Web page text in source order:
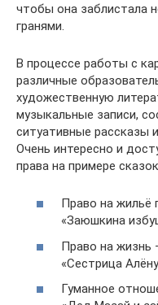
чтобы она заблистала
гранями.
В процессе работы с
различные
художественную
музыкальные записи,
ситуативные рассказы
Очень интересно и
права на примере
Право на жильё
«Заюшкина
Право на жизнь
«Сестрица
Гуманное